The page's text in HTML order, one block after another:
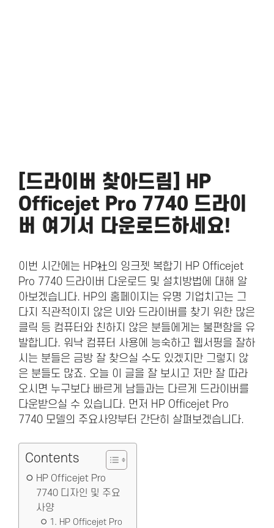
[드라이버 찾아드림] HP
Officejet Pro 7740 드라이
버 여기서 다운로드하세요!
이번 시간에는 HP社의 잉크젯 복합기 HP Officejet
Pro 7740 드라이버 다운로드 및 설치방법에 대해 알
아보겠습니다. HP의 홈페이지는 유명 기업치고는 그
다지 직관적이지 않은 UI와 드라이버를 찾기 위한 많은
클릭 등 컴퓨터와 친하지 않은 분들에게는 불편함을 유
발합니다. 워낙 컴퓨터 사용에 능숙하고 웹서핑을 잘하
시는 분들은 금방 잘 찾으실 수도 있겠지만 그렇지 않
은 분들도 많죠. 오늘 이 글을 잘 보시고 저만 잘 따라
오시면 누구보다 빠르게 남들과는 다르게 드라이버를
다운받으실 수 있습니다. 먼저 HP Officejet Pro
7740 모델의 주요사양부터 간단히 살펴보겠습니다.
Contents
HP Officejet Pro
7740 디자인 및 주요
사양
1. HP Officejet Pro